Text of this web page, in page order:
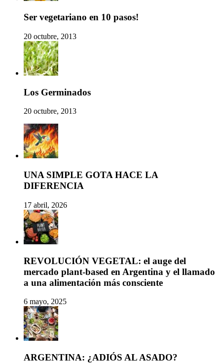
Ser vegetariano en 10 pasos!
20 octubre, 2013
Los Germinados
20 octubre, 2013
UNA SIMPLE GOTA HACE LA
DIFERENCIA
17 abril, 2026
REVOLUCIÓN VEGETAL: el auge del
mercado plant-based en Argentina y el llamado
a una alimentación más consciente
6 mayo, 2025
ARGENTINA: ¿ADIÓS AL ASADO?